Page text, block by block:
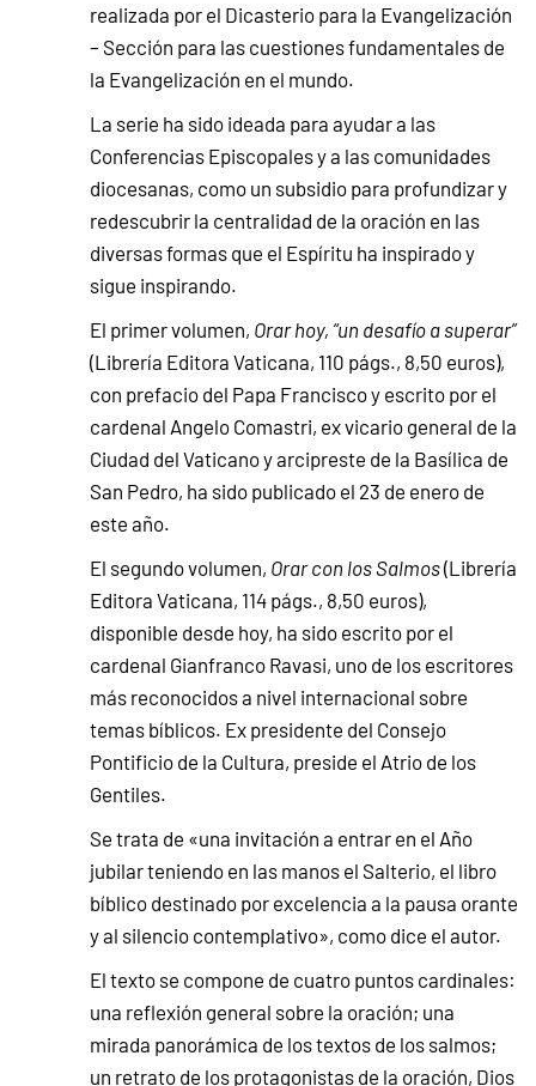
realizada por el Dicasterio para la Evangelización
– Sección para las cuestiones fundamentales de
la Evangelización en el mundo.
La serie ha sido ideada para ayudar a las
Conferencias Episcopales y a las comunidades
diocesanas, como un subsidio para profundizar y
redescubrir la centralidad de la oración en las
diversas formas que el Espíritu ha inspirado y
sigue inspirando.
El primer volumen, Orar hoy, “un desafío a superar”
(Librería Editora Vaticana, 110 págs., 8,50 euros),
con prefacio del Papa Francisco y escrito por el
cardenal Angelo Comastri, ex vicario general de la
Ciudad del Vaticano y arcipreste de la Basílica de
San Pedro, ha sido publicado el 23 de enero de
este año.
El segundo volumen, Orar con los Salmos(Librería
Editora Vaticana, 114 págs., 8,50 euros),
disponible desde hoy, ha sido escrito por el
cardenal Gianfranco Ravasi, uno de los escritores
más reconocidos a nivel internacional sobre
temas bíblicos. Ex presidente del Consejo
Pontificio de la Cultura, preside el Atrio de los
Gentiles.
Se trata de «una invitación a entrar en el Año
jubilar teniendo en las manos el Salterio, el libro
bíblico destinado por excelencia a la pausa orante
y al silencio contemplativo», como dice el autor.
El texto se compone de cuatro puntos cardinales:
una reflexión general sobre la oración; una
mirada panorámica de los textos de los salmos;
un retrato de los protagonistas de la oración, Dios